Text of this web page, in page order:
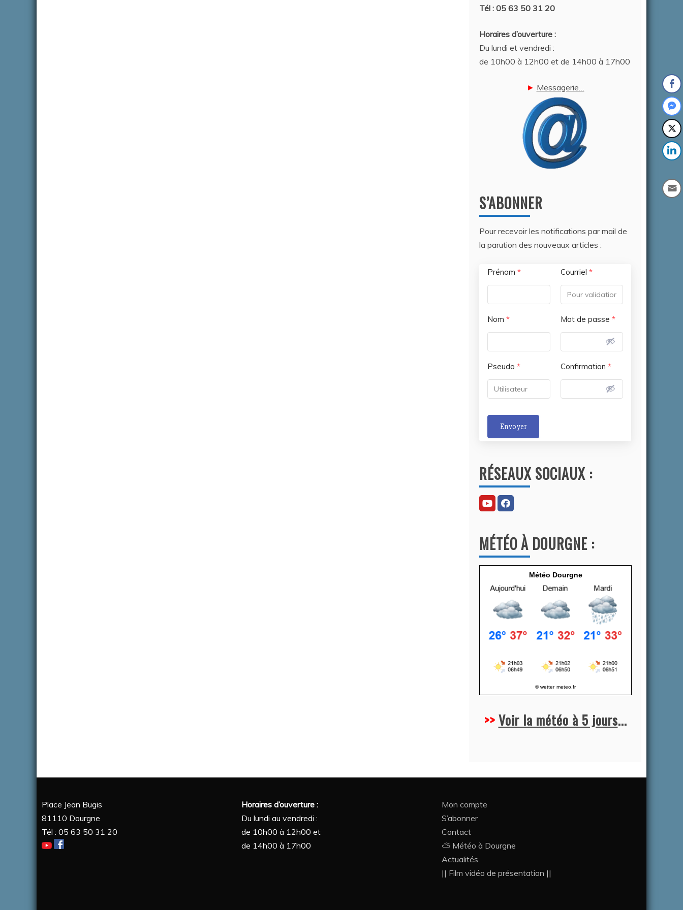
Tél : 05 63 50 31 20
Horaires d’ouverture :
Du lundi et vendredi :
de 10h00 à 12h00 et de 14h00 à 17h00
► Messagerie…
S’ABONNER
Pour recevoir les notifications par mail de
la parution des nouveaux articles :
Prénom *
Nom *
Pseudo *
Courriel *
Mot de passe *
Confirmation *
Envoyer
t
e
r
n
t
i
v
RÉSEAUX SOCIAUX :
MÉTÉO À DOURGNE :
Météo Dourgne
© wetter meteo.fr
>>Voir la météo à 5 jours...
Place Jean Bugis
81110 Dourgne
Tél : 05 63 50 31 20
Horaires d’ouverture :
Du lundi au vendredi :
de 10h00 à 12h00 et
de 14h00 à 17h00
Mon compte
S’abonner
Contact
⛅ Météo à Dourgne
Actualités
|| Film vidéo de présentation ||